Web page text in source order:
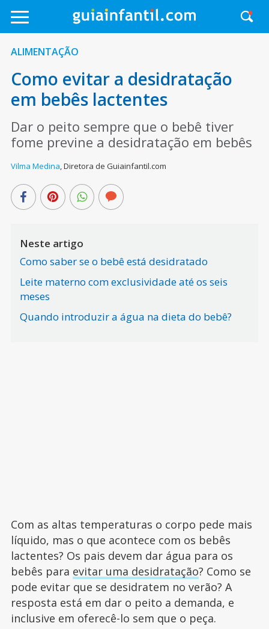
ALIMENTAÇÃO
Como evitar a desidratação
em bebês lactentes
Dar o peito sempre que o bebê tiver
fome previne a desidratação em bebês
Vilma Medina,Diretora de Guiainfantil.com
Neste artigo
Como saber se o bebê está desidratado
Leite materno com exclusividade até os seis
meses
Quando introduzir a água na dieta do bebê?
Com as altas temperaturas o corpo pede mais
líquido, mas o que acontece com os bebês
lactentes? Os pais devem dar água para os
bebês para evitar uma desidratação? Como se
pode evitar que se desidratem no verão? A
resposta está em dar o peito a demanda, e
inclusive em oferecê-lo sem que o peça.